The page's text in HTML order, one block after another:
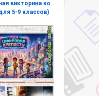
викторина ко
5-9 классов)